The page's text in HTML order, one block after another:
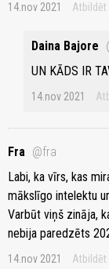
14.nov 2021 Atbildēt
Daina Bajore
UN KĀDS IR
14.nov 2021
Fra @fra
Labi, ka vīrs, kas
mākslīgo intelektu
Varbūt viņš zināja,
nebija paredzēts
14.nov 2021 Atbildēt